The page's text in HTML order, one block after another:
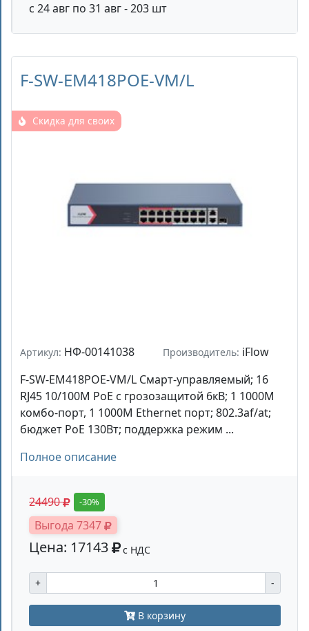
с 24 авг по 31 авг - 203 шт
F-SW-EM418POE-VM/L
Скидка для своих
Артикул: НФ-00141038 Производитель: iFlow
F-SW-EM418POE-VM/L Смарт-управляемый; 16
RJ45 10/100M PoE с грозозащитой 6кВ; 1 1000M
комбо-порт, 1 1000М Ethernet порт; 802.3af/at;
бюджет PoE 130Вт; поддержка режим ...
Полное описание
24490 -30%
Выгода 7347
Цена: 17143 с НДС
+ -
В корзину